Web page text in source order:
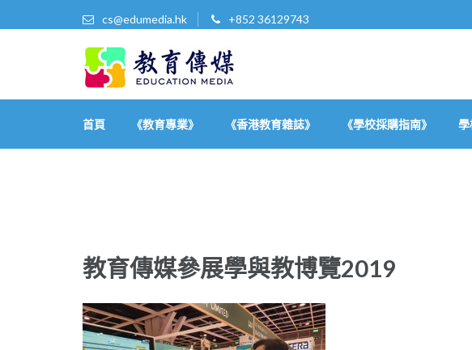
cs@edumedia.hk +852 36129743
教育傳媒集團有限公司
首頁 《教育專業》 《香港教育雜誌》 《學校採購指南》 學
教育傳媒參展學與教博覽2019